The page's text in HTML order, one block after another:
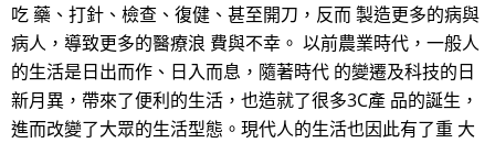
吃 藥、打針、檢查、復健、甚至開刀，反而 製造更多的病與
病人，導致更多的醫療浪 費與不幸。 以前農業時代，一般人
的生活是日出而作、日入而息，隨著時代 的變遷及科技的日
新月異，帶來了便利的生活，也造就了很多3C產 品的誕生，
進而改變了大眾的生活型態。現代人的生活也因此有了重 大